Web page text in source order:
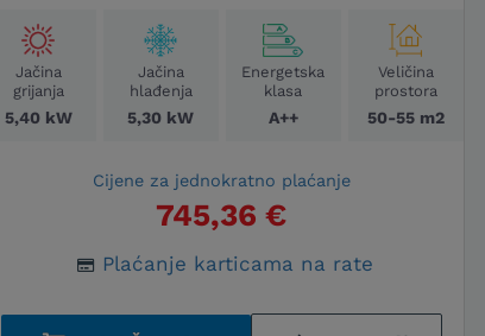
Jačina
grijanja
5,40 kW
Jačina
hlađenja
5,30 kW
Energetska
klasa
A++
Veličina
prostora
50-55 m2
Cijene za jednokratno plaćanje
745,36 €
Plaćanje karticama na rate